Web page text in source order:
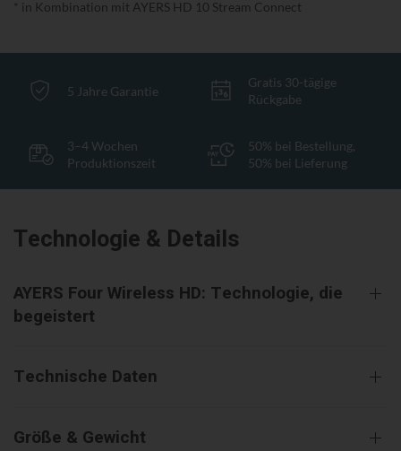
* in Kombination mit AYERS HD 10 Stream Connect
5 Jahre Garantie
Gratis 30-tägige
Rückgabe
3–4 Wochen
Produktionszeit
50% bei Bestellung,
50% bei Lieferung
Technologie & Details
AYERS Four Wireless HD: Technologie, die
begeistert
Technische Daten
Größe & Gewicht